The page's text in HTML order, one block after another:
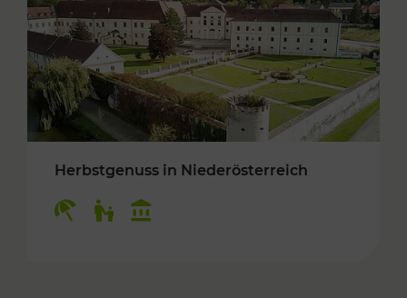
Herbstgenuss in Niederösterreich